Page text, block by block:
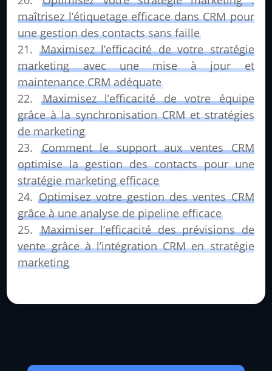
maîtrisez l’étiquetage efficace dans CRM pour
une gestion des contacts sans faille
Maximisez l’efficacité de votre stratégie
marketing avec une mise à jour et
maintenance CRM adéquate
Maximisez l’efficacité de votre équipe
grâce à la synchronisation CRM et stratégies
de marketing
Comment le support aux ventes CRM
optimise la gestion des contacts pour une
stratégie marketing efficace
Optimisez votre gestion des ventes CRM
grâce à une analyse de pipeline efficace
Maximiser l’efficacité des prévisions de
vente grâce à l’intégration CRM en stratégie
marketing